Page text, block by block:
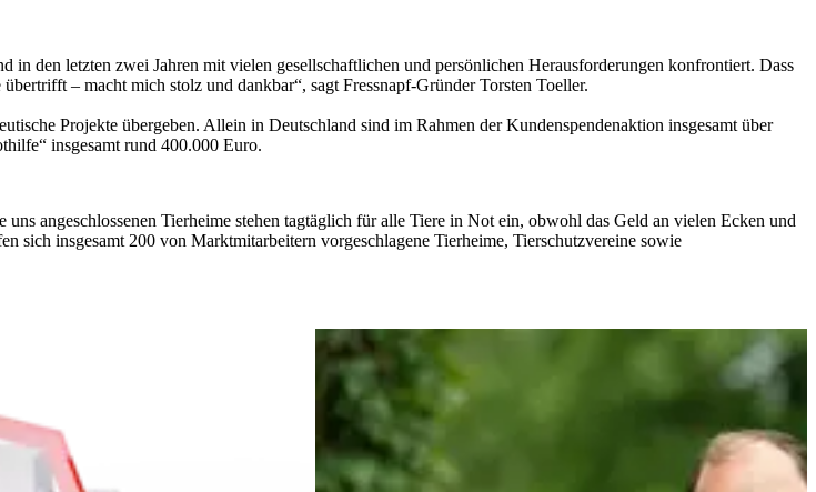
den letzten zwei Jahren mit vielen gesellschaftlichen und persönlichen Herausforderungen konfrontiert. Dass
– macht mich stolz und dankbar“, sagt Fressnapf-Gründer Torsten Toeller.
Projekte übergeben. Allein in Deutschland sind im Rahmen der Kundenspendenaktion insgesamt über
insgesamt rund 400.000 Euro.
angeschlossenen Tierheime stehen tagtäglich für alle Tiere in Not ein, obwohl das Geld an vielen Ecken und
sich insgesamt 200 von Marktmitarbeitern vorgeschlagene Tierheime, Tierschutzvereine sowie